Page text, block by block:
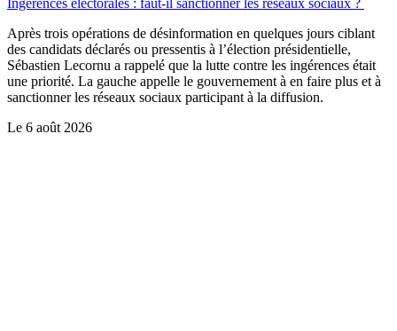
Après trois opérations de désinformation en quelques jours ciblant
des candidats déclarés ou pressentis à l’élection présidentielle,
Sébastien Lecornu a rappelé que la lutte contre les ingérences était
une priorité. La gauche appelle le gouvernement à en faire plus et à
sanctionner les réseaux sociaux participant à la diffusion.
Le 6 août 2026